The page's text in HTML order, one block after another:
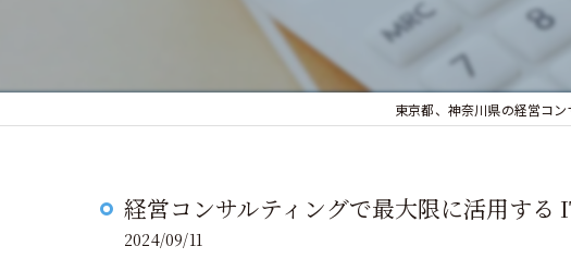
銀行への
認定支援機
東京都、神奈川県の経営コ
経営コンサルティングで最大限に活用する
2024/09/11